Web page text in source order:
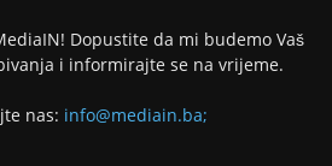
Dopustite da mi budemo Vaš
i informirajte se na vrijeme.
nas: info@mediain.ba;